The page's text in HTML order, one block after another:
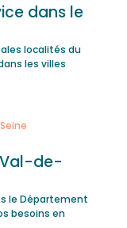
dans le
localités du
les villes
de-
le Département
besoins en